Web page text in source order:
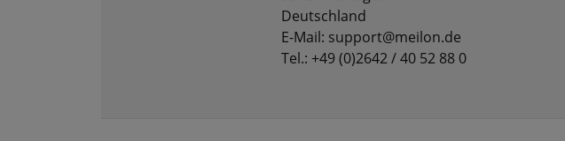
Deutschland
E-Mail: support@meilon.de
Tel.: +49 (0)2642 / 40 52 88 0